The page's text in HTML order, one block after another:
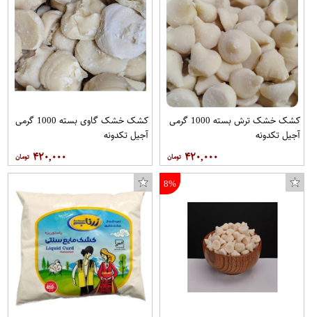
کشک خشک ترش بسته 1000 گرمی
آجیل تکدونه
۴۲۰,۰۰۰
کشک خشک گاوی بسته 1000 گرمی
آجیل تکدونه
۴۲۰,۰۰۰
8%